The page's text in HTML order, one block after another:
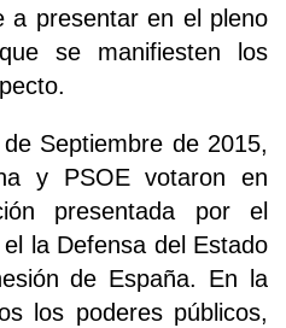
a presentar en el pleno
se manifiesten los
Septiembre de 2015,
y PSOE votaron en
presentada por el
la Defensa del Estado
de España. En la
los poderes públicos,